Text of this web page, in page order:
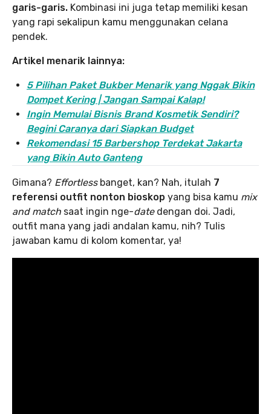
garis-garis. Kombinasi ini juga tetap memiliki kesan
yang rapi sekalipun kamu menggunakan celana
pendek.
Artikel menarik lainnya:
5 Pilihan Paket Bukber Menarik yang Nggak Bikin
Dompet Kering | Jangan Sampai Kalap!
Ingin Memulai Bisnis Brand Kosmetik Sendiri?
Begini Caranya dari Siapkan Budget
Rekomendasi 15 Barbershop Terdekat Jakarta
yang Bikin Auto Ganteng
Gimana? Effortlessbanget, kan? Nah, itulah 7
referensi outfit nonton bioskop yang bisa kamu mix
and match saat ingin nge-date dengan doi. Jadi,
outfit mana yang jadi andalan kamu, nih? Tulis
jawaban kamu di kolom komentar, ya!